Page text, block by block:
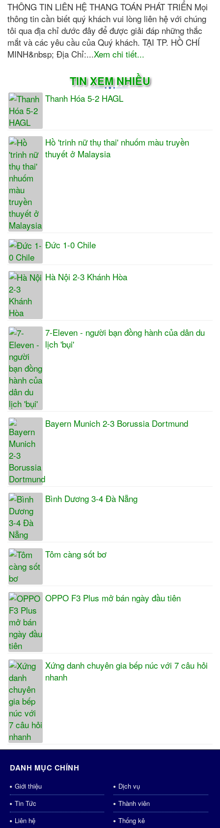
THÔNG TIN LIÊN HỆ THANG TOÁN PHÁT TRIỂN Mọi
thông tin cần biết quý khách vui lòng liên hệ với chúng
tôi qua địa chỉ dước đây để được giải đáp những thắc
mắt và các yêu cầu của Quý khách. TẠI TP. HỒ CHÍ
MINH&nbsp; Địa Chỉ:...Xem chi tiết...
TIN XEM NHIỀU
Thanh Hóa 5-2 HAGL
Hồ 'trinh nữ thụ thai' nhuốm màu truyền
thuyết ở Malaysia
Đức 1-0 Chile
Hà Nội 2-3 Khánh Hòa
7-Eleven - người bạn đồng hành của dân du
lịch 'bụi'
Bayern Munich 2-3 Borussia Dortmund
Bình Dương 3-4 Đà Nẵng
Tôm càng sốt bơ
OPPO F3 Plus mở bán ngày đầu tiên
Xứng danh chuyên gia bếp núc với 7 câu hỏi
nhanh
DANH MỤC CHÍNH
Giới thiệu
Dịch vụ
Tin Tức
Thành viên
Liên hệ
Thống kê